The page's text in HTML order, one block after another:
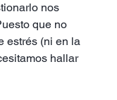
nos
que no
estrés (ni en la
hallar